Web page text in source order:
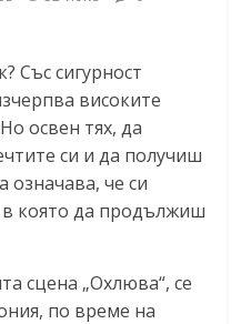
Със сигурност
високите
освен тях, да
си и да получиш
означава, че си
която да продължиш
сцена „Охлюва“, се
по време на